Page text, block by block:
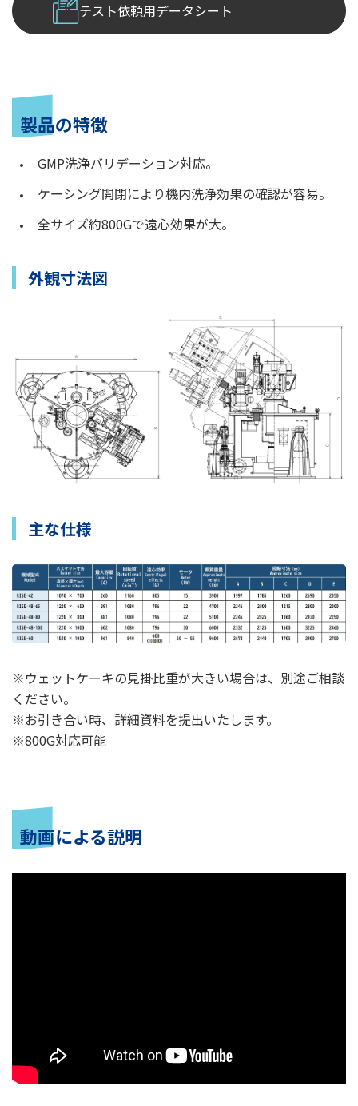
テスト依頼用データシート
製品の特徴
GMP洗浄バリデーション対応。
ケーシング開閉により機内洗浄効果の確認が容易。
全サイズ約800Gで遠心効果が大。
外観寸法図
主な仕様
※ウェットケーキの見掛比重が大きい場合は、別途ご相談
ください。
※お引き合い時、詳細資料を提出いたします。
※800G対応可能
動画による説明